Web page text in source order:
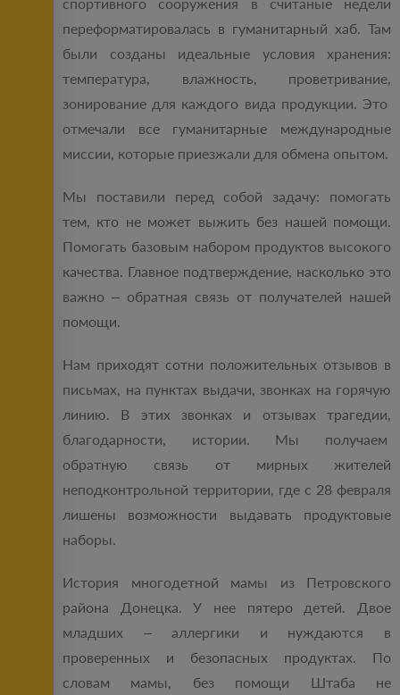
спортивного сооружения в считаные недели
переформатировалась в гуманитарный хаб. Там
были созданы идеальные условия хранения:
температура, влажность, проветривание,
зонирование для каждого вида продукции. Это
отмечали все гуманитарные международные
миссии, которые приезжали для обмена опытом.
Мы поставили перед собой задачу: помогать
тем, кто не может выжить без нашей помощи.
Помогать базовым набором продуктов высокого
качества. Главное подтверждение, насколько это
важно – обратная связь от получателей нашей
помощи.
Нам приходят сотни положительных отзывов в
письмах, на пунктах выдачи, звонках на горячую
линию. В этих звонках и отзывах трагедии,
благодарности, истории. Мы получаем
обратную связь от мирных жителей
неподконтрольной территории, где с 28 февраля
лишены возможности выдавать продуктовые
наборы.
История многодетной мамы из Петровского
района Донецка. У нее пятеро детей. Двое
младших – аллергики и нуждаются в
проверенных и безопасных продуктах. По
словам мамы, без помощи Штаба не